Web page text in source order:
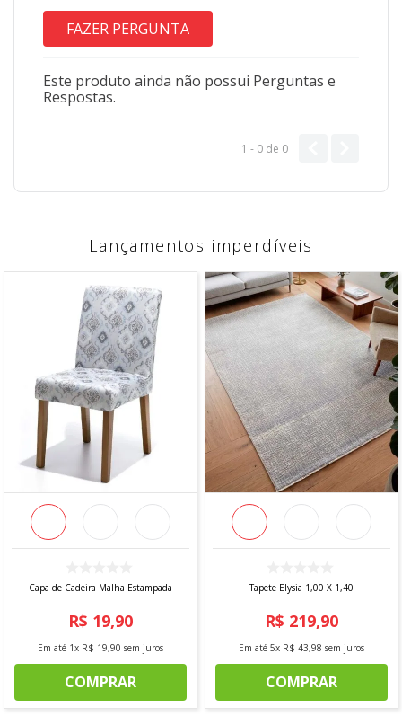
FAZER PERGUNTA
Este produto ainda não possui Perguntas e
Respostas.
1 - 0 de 0
Lançamentos imperdíveis
Capa de Cadeira Malha Estampada
R$ 19,90
Em até 1x R$ 19,90 sem juros
COMPRAR
Tapete Elysia 1,00 X 1,40
R$ 219,90
Em até 5x R$ 43,98 sem juros
COMPRAR